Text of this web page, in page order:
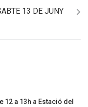
13 DE JUNY
12 a 13h a Estació del